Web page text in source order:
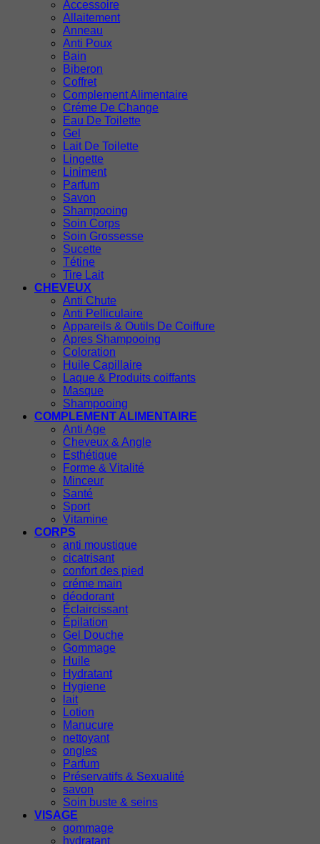
Accessoire
Allaitement
Anneau
Anti Poux
Bain
Biberon
Coffret
Complement Alimentaire
Créme De Change
Eau De Toilette
Gel
Lait De Toilette
Lingette
Liniment
Parfum
Savon
Shampooing
Soin Corps
Soin Grossesse
Sucette
Tétine
Tire Lait
CHEVEUX
Anti Chute
Anti Pelliculaire
Appareils & Outils De Coiffure
Apres Shampooing
Coloration
Huile Capillaire
Laque & Produits coiffants
Masque
Shampooing
COMPLEMENT ALIMENTAIRE
Anti Age
Cheveux & Angle
Esthétique
Forme & Vitalité
Minceur
Santé
Sport
Vitamine
CORPS
anti moustique
cicatrisant
confort des pied
créme main
déodorant
Éclaircissant
Épilation
Gel Douche
Gommage
Huile
Hydratant
Hygiene
lait
Lotion
Manucure
nettoyant
ongles
Parfum
Préservatifs & Sexualité
savon
Soin buste & seins
VISAGE
gommage
hydratant